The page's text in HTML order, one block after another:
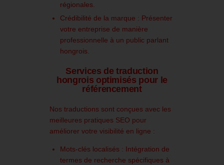
régionales.
Crédibilité de la marque : Présenter
votre entreprise de manière
professionnelle à un public parlant
hongrois.
Services de traduction
hongrois optimisés pour le
référencement
Nos traductions sont conçues avec les
meilleures pratiques SEO pour
améliorer votre visibilité en ligne :
Mots-clés localisés : Intégration de
termes de recherche spécifiques à